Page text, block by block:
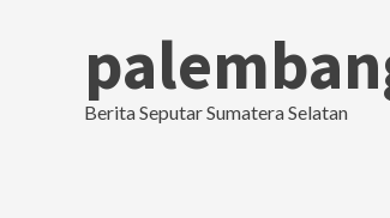
Berita Seputar Sumatera Selatan